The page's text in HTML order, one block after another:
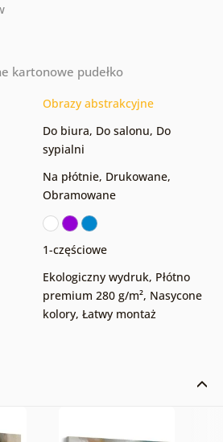
kartonowe pudełko
Obrazy abstrakcyjne
Do biura, Do salonu, Do
sypialni
Na płótnie, Drukowane,
Obramowane
1-częściowe
Ekologiczny wydruk, Płótno
premium 280 g/m², Nasycone
kolory, Łatwy montaż